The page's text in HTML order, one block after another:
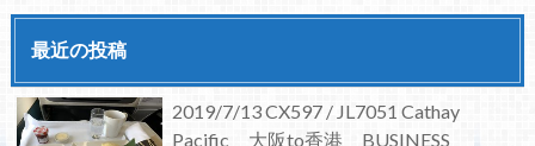
最近の投稿
2019/7/13 CX597 / JL7051 Cathay
Pacific 大阪to香港 BUSINESS